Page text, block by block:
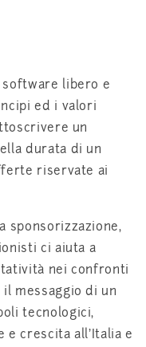
software libero e
ed i valori
un
durata di un
riservate ai
sponsorizzazione,
ci aiuta a
nei confronti
messaggio di un
tecnologici,
e crescita all'Italia e